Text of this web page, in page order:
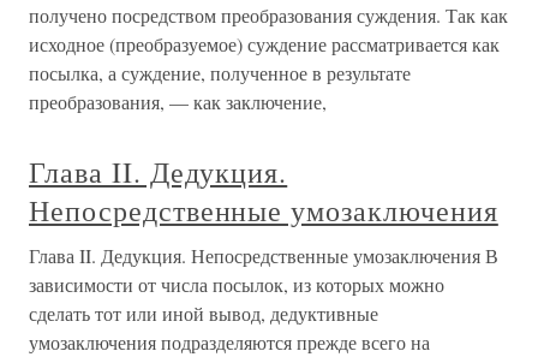
получено посредством преобразования суждения. Так как
исходное (преобразуемое) суждение рассматривается как
посылка, а суждение, полученное в результате
преобразования, — как заключение,
Глава II. Дедукция.
Непосредственные умозаключения
Глава II. Дедукция. Непосредственные умозаключения В
зависимости от числа посылок, из которых можно
сделать тот или иной вывод, дедуктивные
умозаключения подразделяются прежде всего на